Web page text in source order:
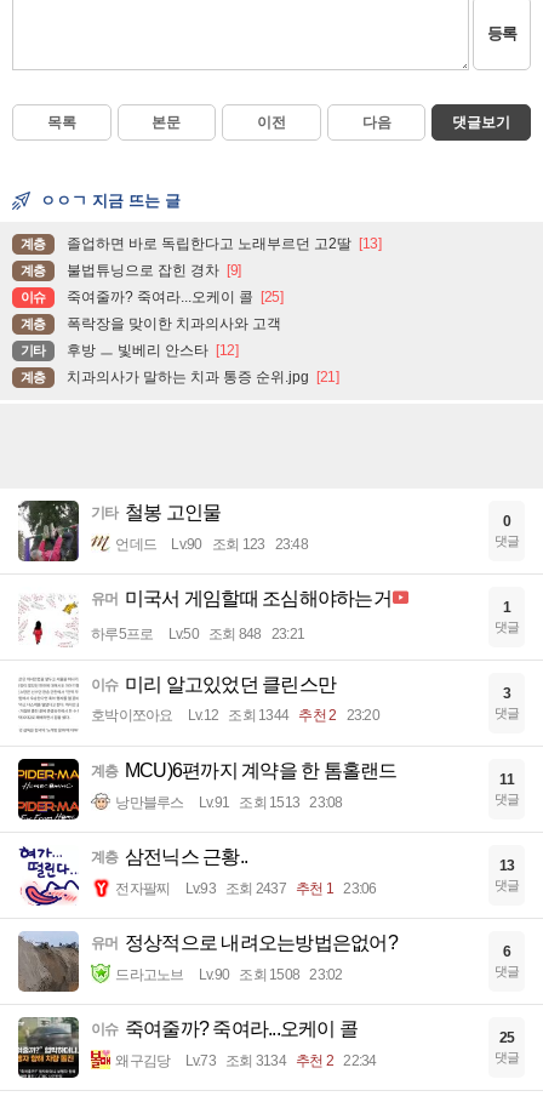
등록
목록 본문 이전 다음 댓글보기
ㅇㅇㄱ 지금 뜨는 글
계층 졸업하면 바로 독립한다고 노래부르던 고2딸 [13]
계층 불법튜닝으로 잡힌 경차 [9]
이슈 죽여줄까? 죽여라...오케이 콜 [25]
계층 폭락장을 맞이한 치과의사와 고객
기타 후방 ㅡ 빛베리 안스타 [12]
계층 치과의사가 말하는 치과 통증 순위.jpg [21]
기타 철봉 고인물
언데드 Lv.90 조회 123 23:48
0
댓글
유머 미국서 게임할때 조심해야하는거
하루5프로 Lv.50 조회 848 23:21
1
댓글
이슈 미리 알고있었던 클린스만
호박이쪼아요 Lv.12 조회 1344 추천 2 23:20
3
댓글
계층 MCU)6편까지 계약을 한 톰홀랜드
낭만블루스 Lv.91 조회 1513 23:08
11
댓글
계층 삼전닉스 근황..
전자팔찌 Lv.93 조회 2437 추천 1 23:06
13
댓글
유머 정상적으로 내려오는방법은없어?
드라고노브 Lv.90 조회 1508 23:02
6
댓글
이슈 죽여줄까? 죽여라...오케이 콜
왜구김당 Lv.73 조회 3134 추천 2 22:34
25
댓글